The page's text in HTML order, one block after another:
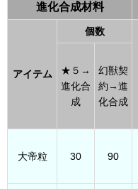
進化合成材料
アイテム
個数
★５→
進化合
成
幻獣契
約→進
化合成
大帝粒 30 90